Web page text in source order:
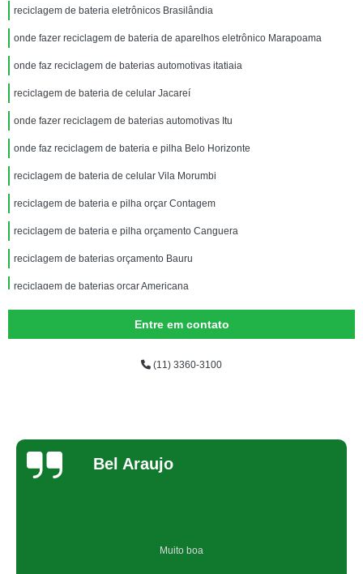
reciclagem de bateria eletrônicos Brasilândia
onde fazer reciclagem de bateria de aparelhos eletrônico Marapoama
onde faz reciclagem de baterias automotivas itatiaia
reciclagem de bateria de celular Jacareí
onde fazer reciclagem de baterias automotivas Itu
onde faz reciclagem de bateria e pilha Belo Horizonte
reciclagem de bateria de celular Vila Morumbi
reciclagem de bateria e pilha orçar Contagem
reciclagem de bateria e pilha orçamento Canguera
reciclagem de baterias orçamento Bauru
reciclagem de baterias orçar Americana
onde fazer reciclagem de bateria de celular Guararema
onde fazer reciclagem de bateria Tremembé
reciclagem de baterias orçamento Vila Cordeiro
onde faz reciclagem de bateria de celular Jardim Novo Mundo
Entre em contato
(11) 3360-3100
Bel Araujo
Muito boa